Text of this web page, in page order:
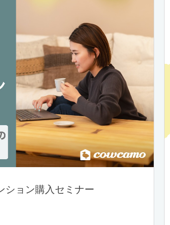
ション購入セミナー